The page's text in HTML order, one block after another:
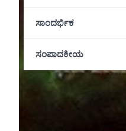
ಸಾಂದರ್ಭಿಕ
ಸಂಪಾದಕೀಯ